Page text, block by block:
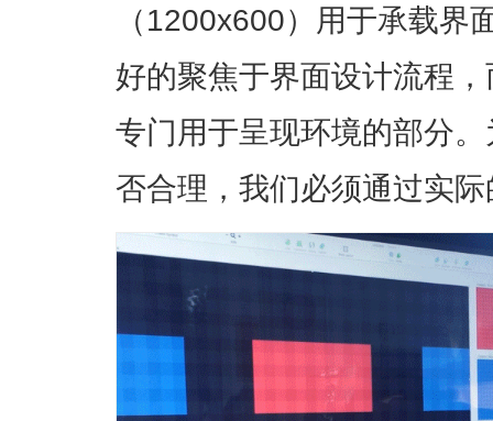
（1200x600）用于承载界
好的聚焦于界面设计流程
专门用于呈现环境的部分
否合理，我们必须通过实